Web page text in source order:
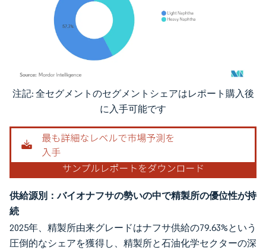
画像 © Mordor Intelligence。再利用にはCC BY 4.0の表示が必要です。
注記: 全セグメントのセグメントシェアはレポート購入後
に入手可能です
供給源別：バイオナフサの勢いの中で精製所の優位性が持
続
2025年、精製所由来グレードはナフサ供給の79.63%という
圧倒的なシェアを獲得し、精製所と石油化学セクターの深